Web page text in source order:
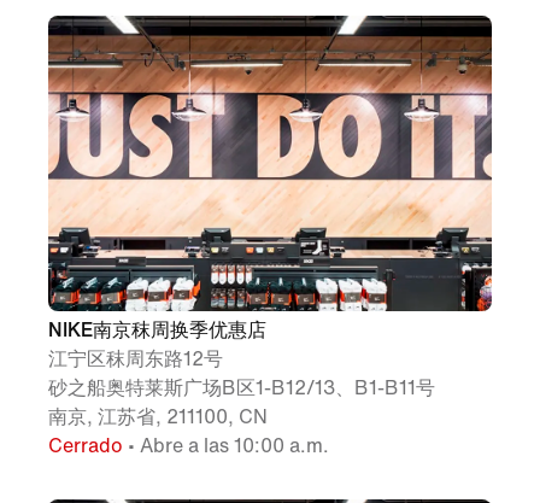
NIKE南京秣周换季优惠店
江宁区秣周东路12号
砂之船奥特莱斯广场B区1-B12/13、B1-B11号
南京, 江苏省, 211100, CN
Cerrado • Abre a las 10:00 a.m.